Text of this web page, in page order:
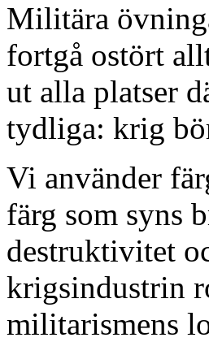
Militära
fortgå ostört
ut alla platser
tydliga: krig
Vi använder
färg som syns
destruktivitet
krigsindustrin
militarismens